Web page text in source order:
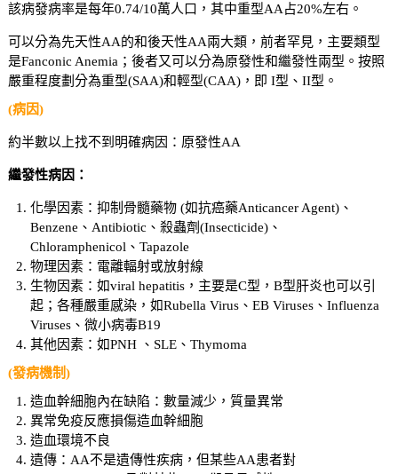
該病發病率是每年0.74/10萬人口，其中重型AA占20%左右。
可以分為先天性AA的和後天性AA兩大類，前者罕見，主要類型
是Fanconic Anemia；後者又可以分為原發性和繼發性兩型。按照
嚴重程度劃分為重型(SAA)和輕型(CAA)，即 I型、II型。
(病因)
約半數以上找不到明確病因：原發性AA
繼發性病因：
化學因素：抑制骨髓藥物 (如抗癌藥Anticancer Agent)、
Benzene、Antibiotic、殺蟲劑(Insecticide)、
Chloramphenicol、Tapazole
物理因素：電離輻射或放射線
生物因素：如viral hepatitis，主要是C型，B型肝炎也可以引
起；各種嚴重感染，如Rubella Virus、EB Viruses、Influenza
Viruses、微小病毒B19
其他因素：如PNH 、SLE、Thymoma
(發病機制)
造血幹細胞內在缺陷：數量減少，質量異常
異常免疫反應損傷造血幹細胞
造血環境不良
遺傳：AA不是遺傳性疾病，但某些AA患者對